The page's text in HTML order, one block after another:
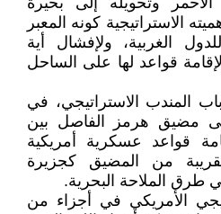
الاستراتيجية كونه المعبر
الغربية، ولإفشال أية
قواعد لها على الساحل
المندب الاستراتيجي، في
مضيق هرمز الفاصل بين
قواعد عسكرية أمريكية
من المضيق كجزيرة
طرق الملاحة البحرية.
الأمريكي في أجزاء من